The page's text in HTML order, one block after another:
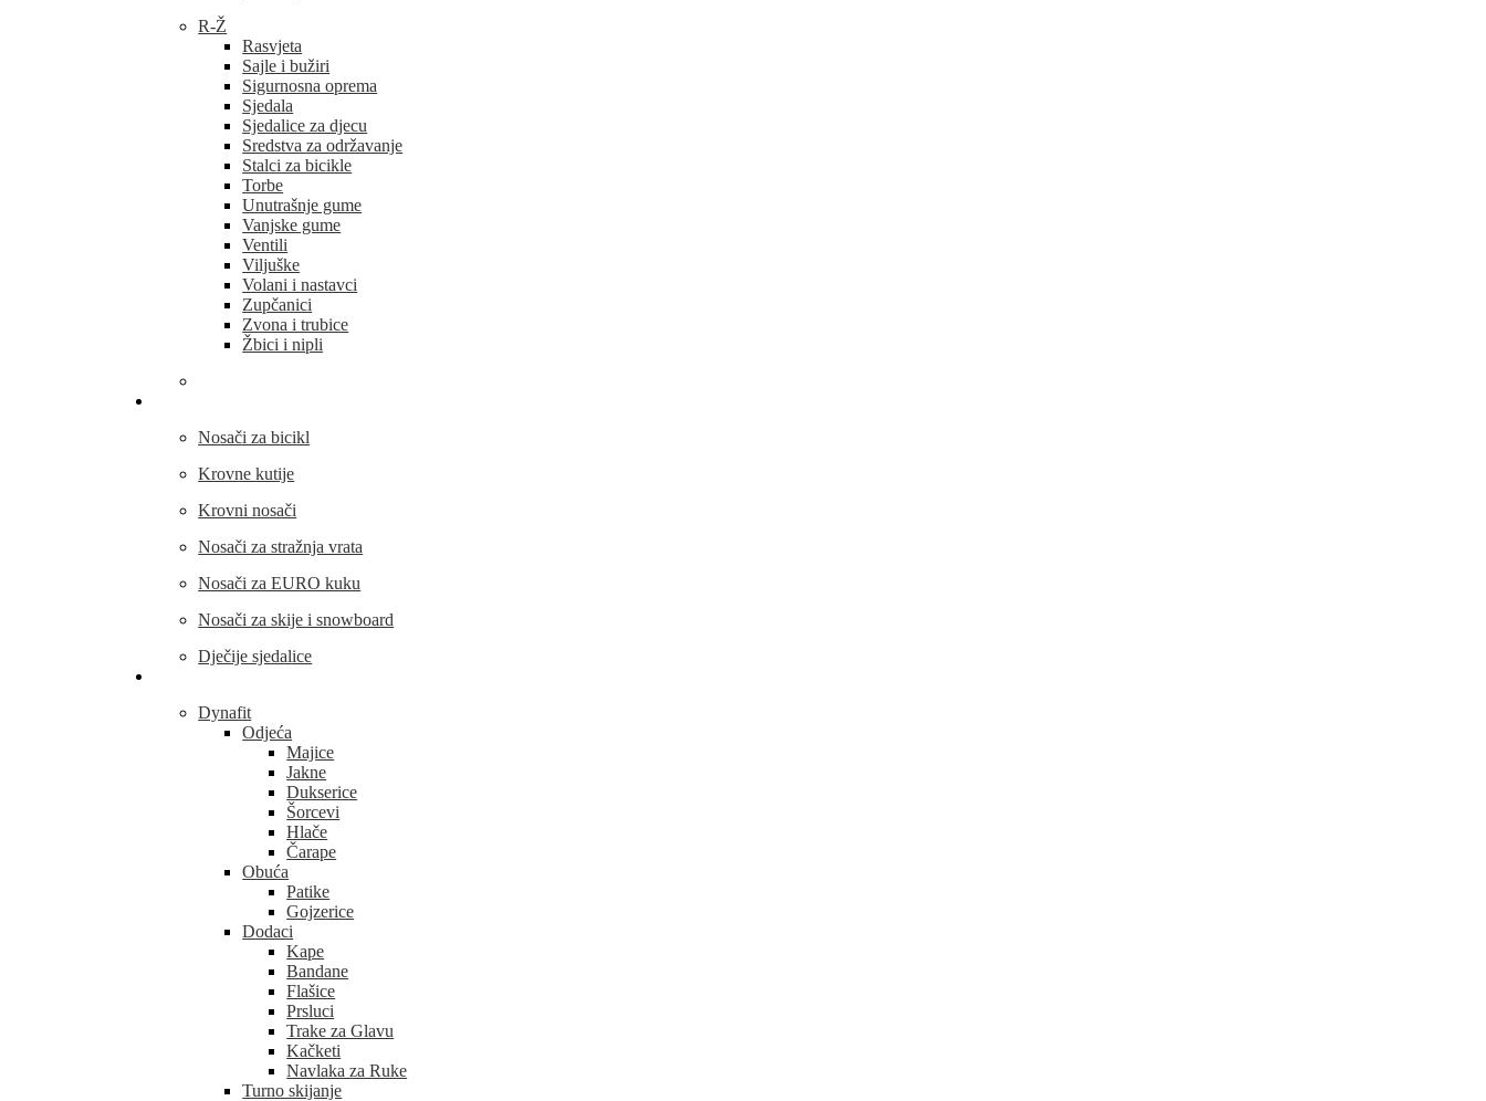
R-Ž
Rasvjeta
Sajle i bužiri
Sigurnosna oprema
Sjedala
Sjedalice za djecu
Sredstva za održavanje
Stalci za bicikle
Torbe
Unutrašnje gume
Vanjske gume
Ventili
Viljuške
Volani i nastavci
Zupčanici
Zvona i trubice
Žbici i nipli
Nosači za bicikl
Krovne kutije
Krovni nosači
Nosači za stražnja vrata
Nosači za EURO kuku
Nosači za skije i snowboard
Dječije sjedalice
Dynafit
Odjeća
Majice
Jakne
Dukserice
Šorcevi
Hlače
Čarape
Obuća
Patike
Gojzerice
Dodaci
Kape
Bandane
Flašice
Prsluci
Trake za Glavu
Kačketi
Navlaka za Ruke
Turno skijanje